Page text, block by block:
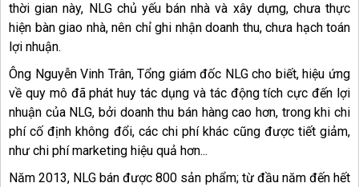
thời gian này, NLG chủ yếu bán nhà và xây dựng, chưa thực
hiện bàn giao nhà, nên chỉ ghi nhận doanh thu, chưa hạch toán
lợi nhuận.
Ông Nguyễn Vinh Trân, Tổng giám đốc NLG cho biết, hiệu ứng
về quy mô đã phát huy tác dụng và tác động tích cực đến lợi
nhuận của NLG, bởi doanh thu bán hàng cao hơn, trong khi chi
phí cố định không đổi, các chi phí khác cũng được tiết giảm,
như chi phí marketing hiệu quả hơn...
Năm 2013, NLG bán được 800 sản phẩm; từ đầu năm đến hết